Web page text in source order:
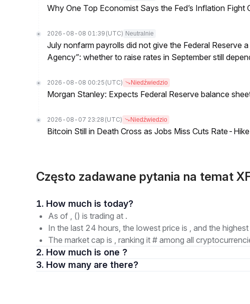
Why One Top Economist Says the Fed’s Inflation Fight
2026-08-08 01:39 (UTC) Neutralnie
July nonfarm payrolls did not give the Federal Reserve
Agency”: whether to raise rates in September still
2026-08-08 00:25 (UTC) Niedźwiedzio
Morgan Stanley: Expects Federal Reserve balance
2026-08-07 23:28 (UTC) Niedźwiedzio
Bitcoin Still in Death Cross as Jobs Miss Cuts Rate-
Często zadawane pytania na temat
1. How much is today?
As of , () is trading at .
In the last 24 hours, the lowest price is , and the
The market cap is , ranking it # among all
2. How much is one ?
3. How many are there?